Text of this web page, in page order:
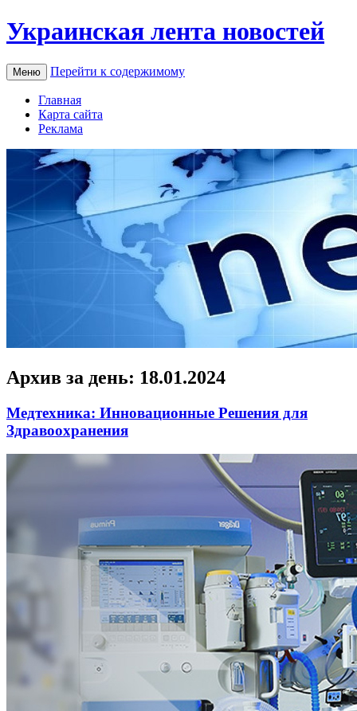
Украинская лента новостей
Меню Перейти к содержимому
Главная
Карта сайта
Реклама
Архив за день: 18.01.2024
Медтехника: Инновационные Решения для
Здравоохранения